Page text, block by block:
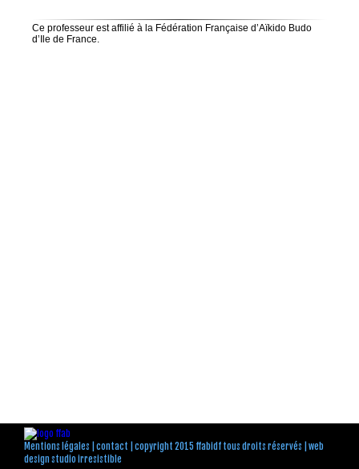
Ce professeur est affilié à la Fédération Française d’Aïkido Budo
d’Ile de France.
Mentions légales contact | copyright 2015 ffabidf tous droits réservés | web
design studio irresistible